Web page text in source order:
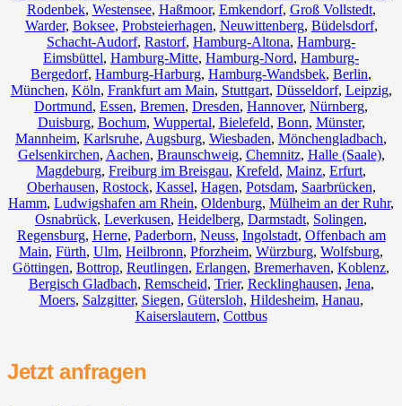
Rodenbek, Westensee, Haßmoor, Emkendorf, Groß Vollstedt,
Warder, Boksee, Probsteierhagen, Neuwittenberg, Büdelsdorf,
Schacht-Audorf, Rastorf, Hamburg-Altona, Hamburg-
Eimsbüttel, Hamburg-Mitte, Hamburg-Nord, Hamburg-
Bergedorf, Hamburg-Harburg, Hamburg-Wandsbek, Berlin,
München, Köln, Frankfurt am Main, Stuttgart, Düsseldorf, Leipzig,
Dortmund, Essen, Bremen, Dresden, Hannover, Nürnberg,
Duisburg, Bochum, Wuppertal, Bielefeld, Bonn, Münster,
Mannheim, Karlsruhe, Augsburg, Wiesbaden, Mönchengladbach,
Gelsenkirchen, Aachen, Braunschweig, Chemnitz⁠, Halle (Saale),
Magdeburg, Freiburg im Breisgau, Krefeld, Mainz, Erfurt,
Oberhausen, Rostock, Kassel, Hagen, Potsdam, Saarbrücken,
Hamm, Ludwigshafen am Rhein, Oldenburg, Mülheim an der Ruhr,
Osnabrück, Leverkusen, Heidelberg, Darmstadt, Solingen,
Regensburg, Herne, Paderborn, Neuss, Ingolstadt, Offenbach am
Main, Fürth, Ulm, Heilbronn, Pforzheim, Würzburg, Wolfsburg,
Göttingen, Bottrop, Reutlingen, Erlangen, Bremerhaven, Koblenz,
Bergisch Gladbach, Remscheid, Trier, Recklinghausen, Jena,
Moers, Salzgitter, Siegen, Gütersloh, Hildesheim, Hanau,
Kaiserslautern, Cottbus
Jetzt anfragen